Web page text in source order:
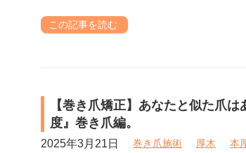
この記事を読む
【巻き爪矯正】あなたと似た爪
度』巻き爪編。
2025年3月21日 巻き爪施術 厚木 本